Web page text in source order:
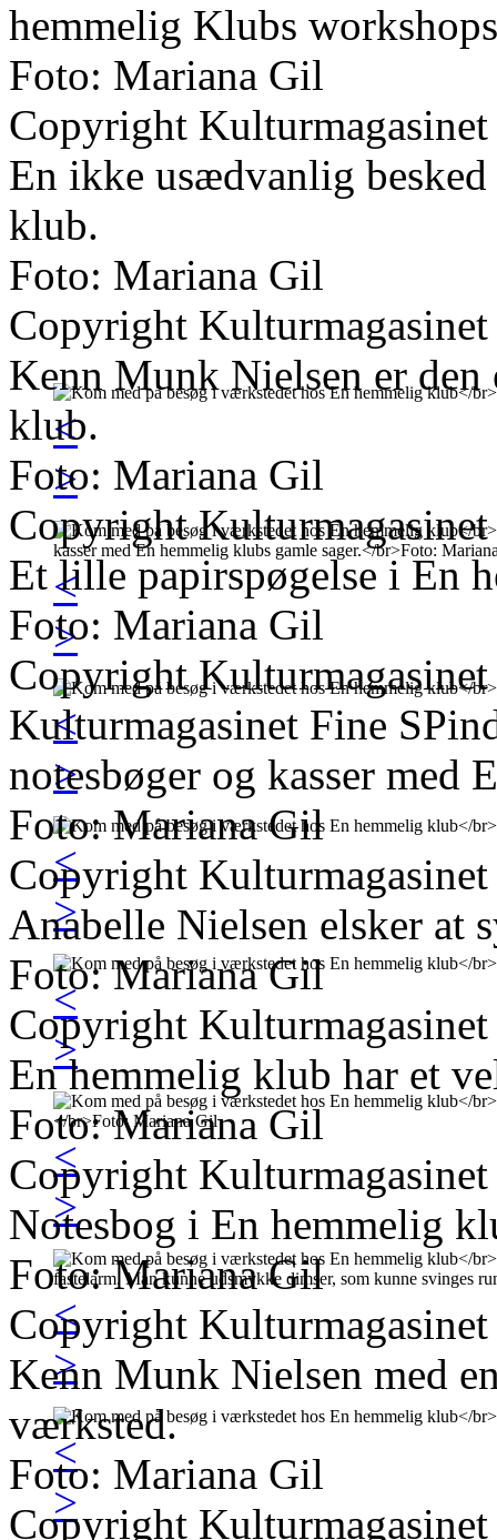
<
>
<
>
<
>
<
>
<
>
<
>
<
>
<
>
hemmelig Klubs
Foto: Mariana Gil
Copyright
En ikke usædvanlig
klub.
Foto: Mariana Gil
Copyright
Kenn Munk Nielsen er
klub.
Foto: Mariana Gil
Copyright
Et lille papirspøgelse i En
Foto: Mariana Gil
Copyright
Kulturmagasinet Fine
notesbøger og kasser med
Foto: Mariana Gil
Copyright
Anabelle Nielsen elsker at
Foto: Mariana Gil
Copyright
En hemmelig klub har et
Foto: Mariana Gil
Copyright
Notesbog i En hemmelig
Foto: Mariana Gil
Copyright
Kenn Munk Nielsen med
værksted.
Foto: Mariana Gil
Copyright